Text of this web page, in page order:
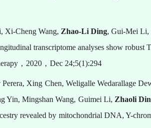
Xi-Cheng Wang, Zhao-Li Ding, Gui-Mei Li,
transcriptome analyses show robust
， 2020 ， Dec 24;5(1):294
Xing Chen, Weligalle Wedarallage
Yin, Mingshan Wang, Guimei Li, Zhaoli
revealed by mitochondrial DNA, Y-